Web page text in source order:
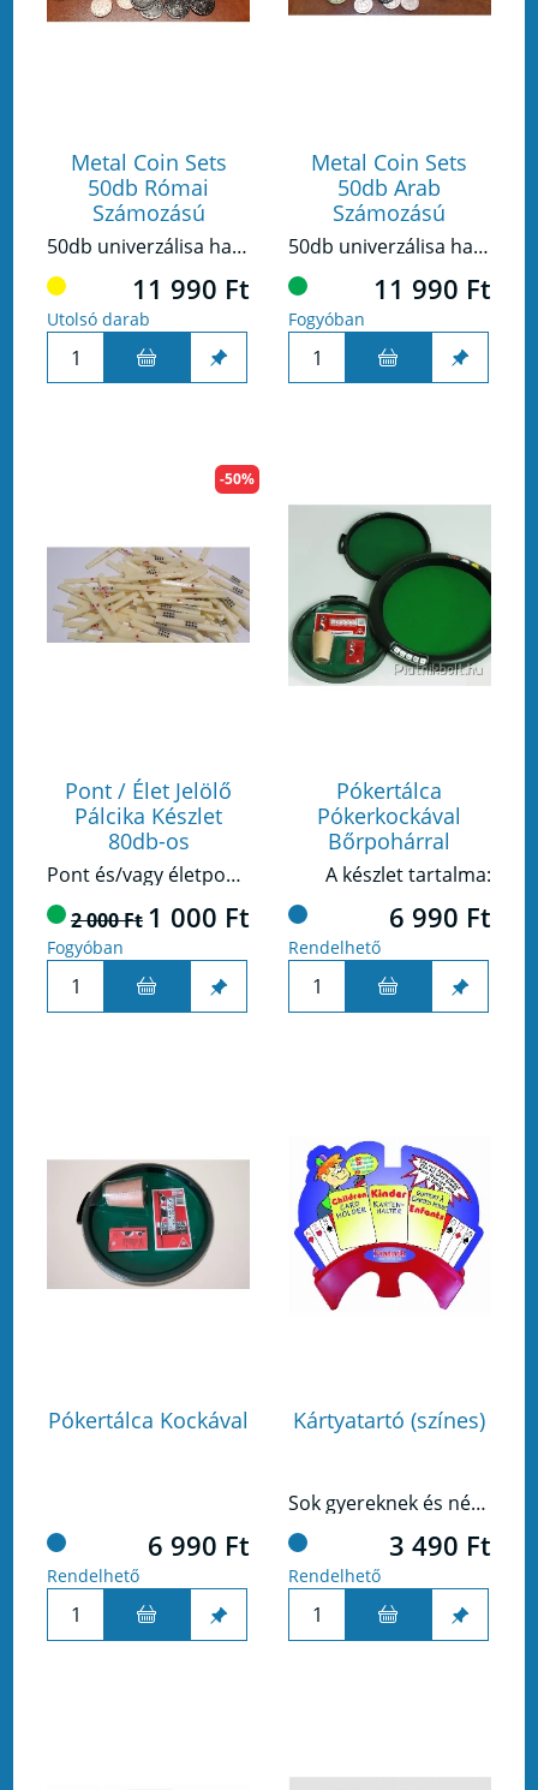
Metal Coin Sets
50db Római
Számozású
50db univerzálisa használható római számozású fémpénz.
11 990 Ft
Utolsó darab
Metal Coin Sets
50db Arab
Számozású
50db univerzálisa használható fémpénz.
11 990 Ft
Fogyóban
Pont / Élet Jelölő
Pálcika Készlet
80db-os
Pont és/vagy életpont jelölésére alkalmas műanyag pálcika készlet.
2 000 Ft
-50%
1 000 Ft
Fogyóban
Pókertálca
Pókerkockával
Bőrpohárral
A készlet tartalma:
6 990 Ft
Rendelhető
Pókertálca Kockával
6 990 Ft
Rendelhető
Kártyatartó (színes)
Sok gyereknek és néha az idősebbeknek is gondot okoz sok kártya kézben tartása.
3 490 Ft
Rendelhető